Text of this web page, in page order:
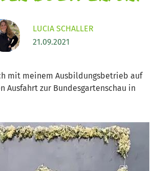
LUCIA SCHALLER
21.09.2021
mit meinem Ausbildungsbetrieb auf
Ausfahrt zur Bundesgartenschau in